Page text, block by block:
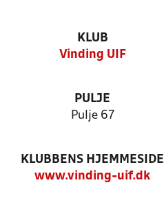
KLUB
Vinding UIF
PULJE
Pulje 67
KLUBBENS HJEMMESIDE
www.vinding-uif.dk